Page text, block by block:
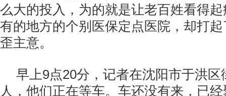
么大的投入，为的就是让老百姓看得
有的地方的个别医保定点医院，却打
歪主意。
早上9点20分，记者在沈阳市于洪
人，他们正在等车。车还没有来，已